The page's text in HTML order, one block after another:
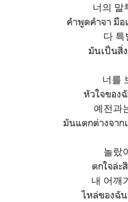
너의 말
คำพูดคำจา มือ
다 특
มันเป็นสิ่
너를
หัวใจของ
예전과
มันแตกต่างจาก
놀랐
ตกใจล่ะ
내 어깨
ไหล่ของฉั